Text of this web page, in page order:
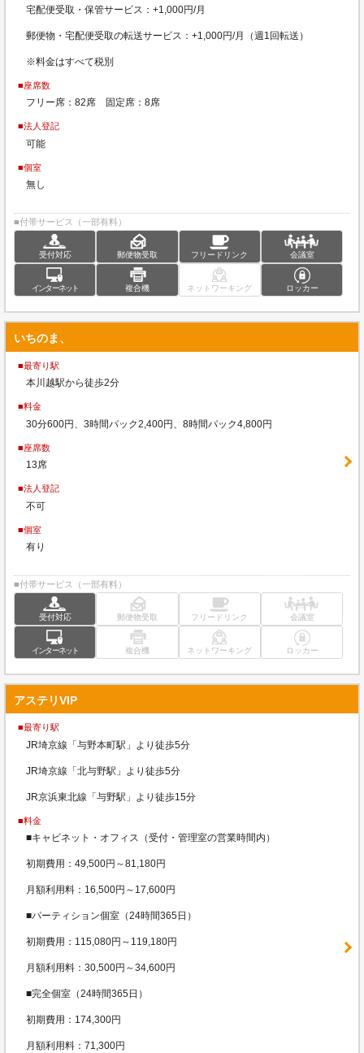
宅配便受取・保管サービス：+1,000円/月
郵便物・宅配便受取の転送サービス：+1,000円/月（週1回転送）
※料金はすべて税別
■座席数
フリー席：82席 固定席：8席
■法人登記
可能
■個室
無し
■付帯サービス（一部有料）
受付対応 郵便物受取 フリードリンク 会議室
インターネット 複合機 ネットワーキング ロッカー
いちのま、
■最寄り駅
本川越駅から徒歩2分
■料金
30分600円、3時間パック2,400円、8時間パック4,800円
■座席数
13席
■法人登記
不可
■個室
有り
■付帯サービス（一部有料）
受付対応 郵便物受取 フリードリンク 会議室
インターネット 複合機 ネットワーキング ロッカー
アステリVIP
■最寄り駅
JR埼京線「与野本町駅」より徒歩5分
JR埼京線「北与野駅」より徒歩5分
JR京浜東北線「与野駅」より徒歩15分
■料金
■キャビネット・オフィス（受付・管理室の営業時間内）
初期費用：49,500円～81,180円
月額利用料：16,500円～17,600円
■パーティション個室（24時間365日）
初期費用：115,080円～119,180円
月額利用料：30,500円～34,600円
■完全個室（24時間365日）
初期費用：174,300円
月額利用料：71,300円